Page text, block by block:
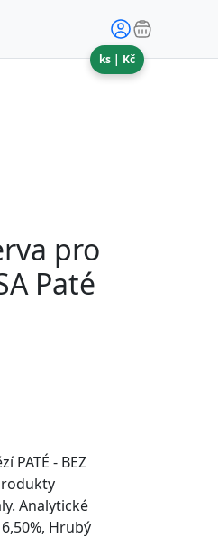
ks | Kč
pro
Paté
PATÉ - BEZ
Analytické
Hrubý